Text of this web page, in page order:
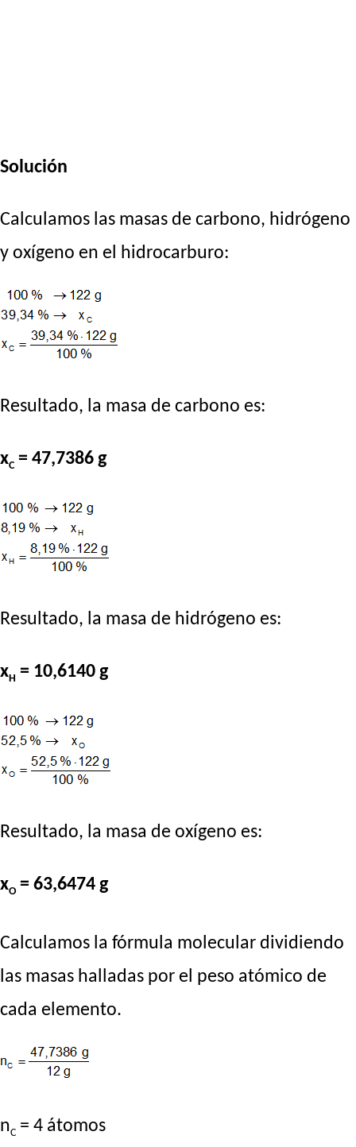
Solución
Calculamos las masas de carbono, hidrógeno
y oxígeno en el hidrocarburo:
Resultado, la masa de carbono es:
xC = 47,7386 g
Resultado, la masa de hidrógeno es:
xH = 10,6140 g
Resultado, la masa de oxígeno es:
xO = 63,6474 g
Calculamos la fórmula molecular dividiendo
las masas halladas por el peso atómico de
cada elemento.
nC = 4 átomos